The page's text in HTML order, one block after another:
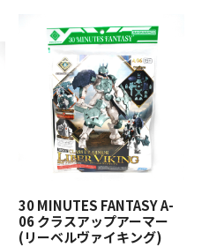
30 MINUTES FANTASY A-
06 クラスアップアーマー
(リーベルヴァイキング)